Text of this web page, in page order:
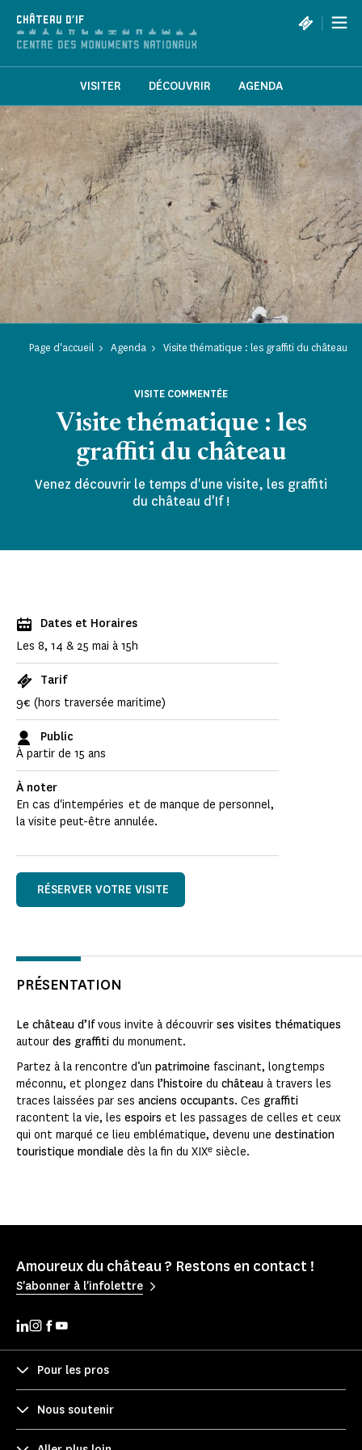
CHÂTEAU D'IF |
VISITER DÉCOUVRIR AGENDA
Page d'accueil Agenda Visite thématique : les graffiti du château
Visite thématique : les
graffiti du château
VISITE COMMENTÉE
Venez découvrir le temps d'une visite, les graffiti
du château d'If !
Dates et Horaires
Les 8, 14 & 25 mai à 15h
Tarif
9€ (hors traversée maritime)
Public
À partir de 15 ans
À noter
En cas d'intempéries et de manque de personnel,
la visite peut-être annulée.
RÉSERVER VOTRE VISITE
PRÉSENTATION
Le château d’Ifvous invite à découvrir ses visites thématiques
autour des graffiti du monument.
Partez à la rencontre d’un patrimoine fascinant, longtemps
méconnu, et plongez dans l’histoire du château à travers les
traces laissées par ses anciens occupants. Ces graffiti
racontent la vie, les espoirs et les passages de celles et ceux
qui ont marqué ce lieu emblématique, devenu une destination
touristique mondiale dès la fin du XIXᵉ siècle.
Amoureux du château ? Restons en contact !
S'abonner à l'infolettre
Pour les pros
Nous soutenir